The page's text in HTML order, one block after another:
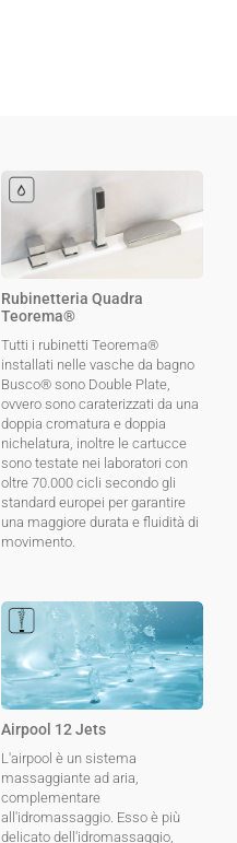
Rubinetteria Quadra
Teorema®
Tutti i rubinetti Teorema®
installati nelle vasche da bagno
Busco® sono Double Plate,
ovvero sono caraterizzati da una
doppia cromatura e doppia
nichelatura, inoltre le cartucce
sono testate nei laboratori con
oltre 70.000 cicli secondo gli
standard europei per garantire
una maggiore durata e fluidità di
movimento.
Airpool 12 Jets
L'airpool è un sistema
massaggiante ad aria,
complementare
all'idromassaggio. Esso è più
delicato dell'idromassaggio,